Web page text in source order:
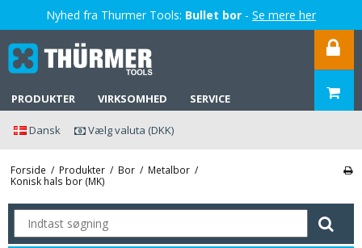
Nyhed fra Thurmer Tools: Bullet bor - Se mere her
SERVICE
VIRKSOMHED
PRODUKTER
Dansk Vælg valuta (DKK)
Forside / Produkter / Bor / Metalbor /
Konisk hals bor (MK)